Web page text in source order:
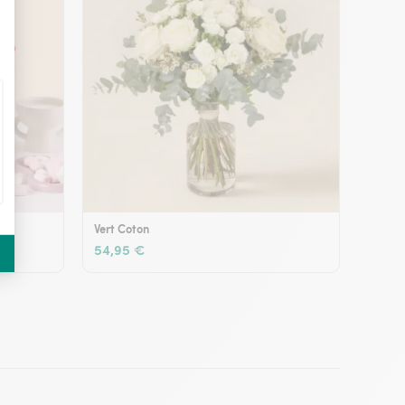
Vert Coton
54,95 €